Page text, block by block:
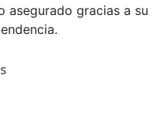
asegurado gracias a su